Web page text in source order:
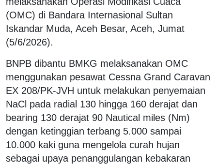
(OMC) di Bandara Internasional Sultan
Iskandar Muda, Aceh Besar, Aceh, Jumat
(5/6/2026).
BNPB dibantu BMKG melaksanakan OMC
menggunakan pesawat Cessna Grand Caravan
EX 208/PK-JVH untuk melakukan penyemaian
NaCl pada radial 130 hingga 160 derajat dan
bearing 130 derajat 90 Nautical miles (Nm)
dengan ketinggian terbang 5.000 sampai
10.000 kaki guna mengelola curah hujan
sebagai upaya penanggulangan kebakaran